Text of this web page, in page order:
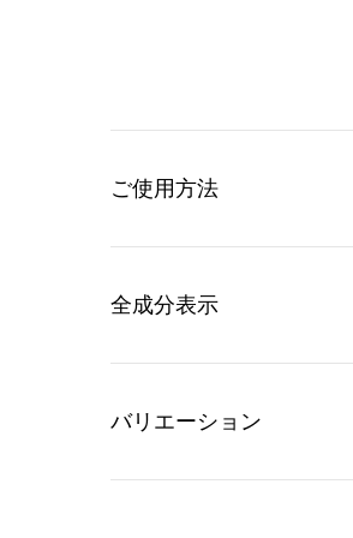
ご使用方法
全成分表示
バリエーション